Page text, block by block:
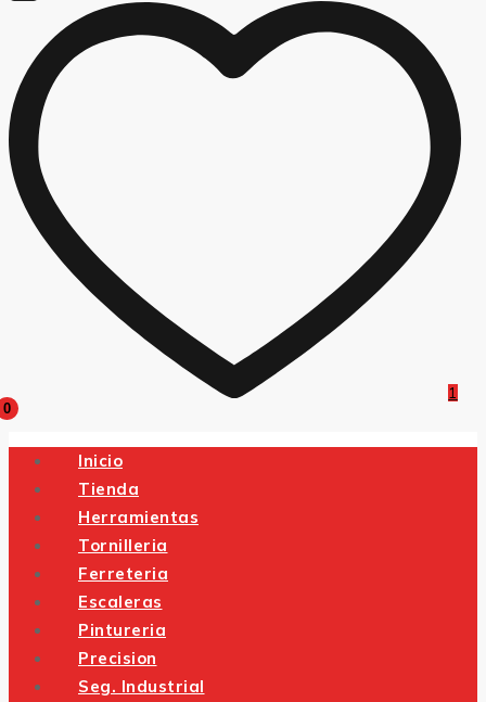
1
0
Inicio
Tienda
Herramientas
Tornilleria
Ferreteria
Escaleras
Pintureria
Precision
Seg. Industrial